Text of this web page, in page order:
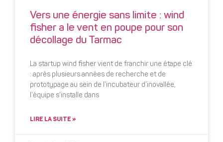
Vers une énergie sans limite : wind
fisher a le vent en poupe pour son
décollage du Tarmac
La startup wind fisher vient de franchir une étape clé
: après plusieurs années de recherche et de
prototypage au sein de l’incubateur d’inovallée,
l’équipe s’installe dans
LIRE LA SUITE »